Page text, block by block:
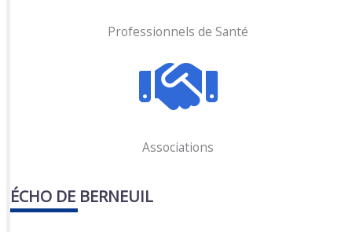
Professionnels de Santé
Associations
ÉCHO DE BERNEUIL